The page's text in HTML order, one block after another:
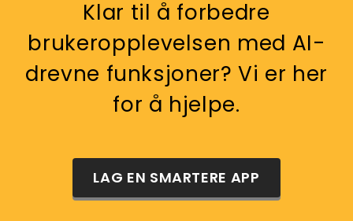
Klar til å forbedre
brukeropplevelsen med AI-
drevne funksjoner? Vi er her
for å hjelpe.
LAG EN SMARTERE APP